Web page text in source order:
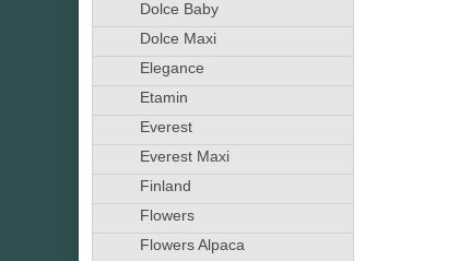
Dolce Baby
Dolce Maxi
Elegance
Etamin
Everest
Everest Maxi
Finland
Flowers
Flowers Alpaca